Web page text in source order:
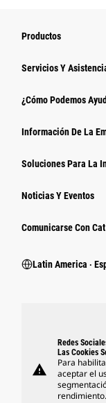
Productos
Servicios Y
¿Cómo Podemos
Información De La
Soluciones Para La
Noticias Y Eventos
Comunicarse Con Cat
Latin America ‧
warning
Redes
Las Cookies
Para
aceptar el
rendimiento.